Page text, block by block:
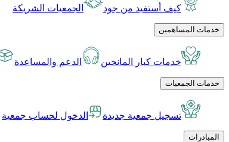
كيف أستفيد من جود الجمعيات الشريكة
خدمات المساهمين
خدمات كبار المانحين الدعم والمساعدة
خدمات الجمعيات
تسجيل جمعية جديدة الدخول لحساب جمعية
المبادرات